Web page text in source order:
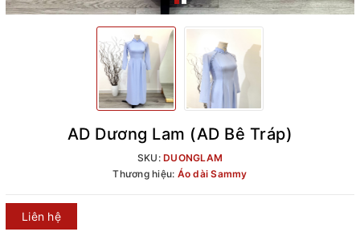
AD Dương Lam (AD Bê Tráp)
SKU:DUONGLAM
Thương hiệu: Áo dài Sammy
Liên hệ